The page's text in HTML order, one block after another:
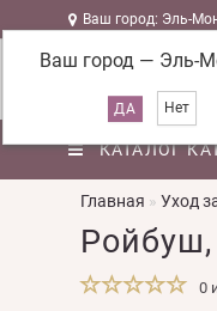
Ваш город: Эль-
Ваш город — Эль-
КАТАЛОГ
Главная Уход
0